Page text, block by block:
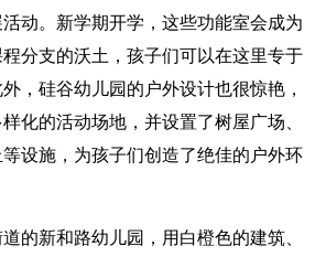
动。新学期开学，这些功能室会成为
分支的沃土，孩子们可以在这里专于
，硅谷幼儿园的户外设计也很惊艳，
化的活动场地，并设置了树屋广场、
设施，为孩子们创造了绝佳的户外环
的新和路幼儿园，用白橙色的建筑、